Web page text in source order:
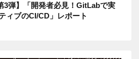
3弾】「開発者必見！GitLabで実
ィブのCI/CD」レポート